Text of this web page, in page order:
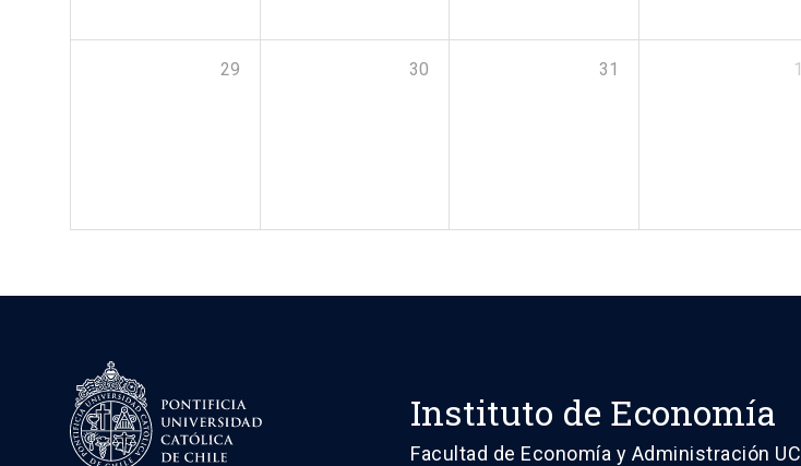
29 30 31 1
Instituto de Economía
Facultad de Economía y Administración UC